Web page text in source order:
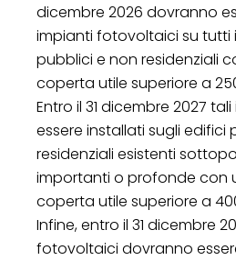
dicembre 2026 dovranno
impianti fotovoltaici su tutti
pubblici e non residenziali
coperta utile superiore a
Entro il 31 dicembre 2027
essere installati sugli edifici
residenziali esistenti
importanti o profonde con
coperta utile superiore a
Infine, entro il 31 dicembre
fotovoltaici dovranno